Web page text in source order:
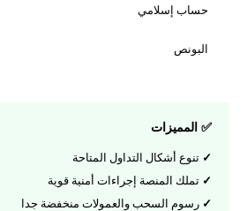
حساب إسلامي
البونص
✅ المميزات
تنوع أشكال التداول المتاحة
تملك المنصة إجراءات أمنية قوية
رسوم السحب والعمولات منخفضة جدا